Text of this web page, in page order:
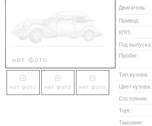
Двигатель:
Привод:
КПП:
Год выпуска:
Пробег:
Тип кузова:
Цвет кузова:
Состояние:
Торг:
Таможня: